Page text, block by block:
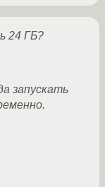
24 ГБ?
запускать